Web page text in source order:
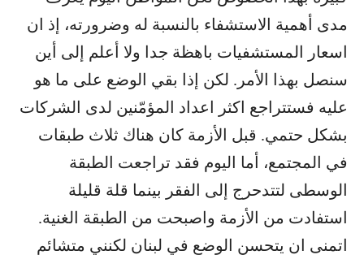
مدى أهمية الاستشفاء بالنسبة له وضرورته، إذ ان
اسعار المستشفيات باهظة جدا ولا أعلم إلى أين
سنصل بهذا الأمر. لكن إذا بقي الوضع على ما هو
عليه فستتراجع اكثر اعداد المؤمّنين لدى الشركات
بشكل حتمي. قبل الأزمة كان هناك ثلاث طبقات
في المجتمع، أما اليوم فقد تراجعت الطبقة
الوسطى لتتدحرج إلى الفقر بينما قلة قليلة
استفادت من الأزمة واصبحت من الطبقة الغنية.
اتمنى ان يتحسن الوضع في لبنان لكنني متشائم